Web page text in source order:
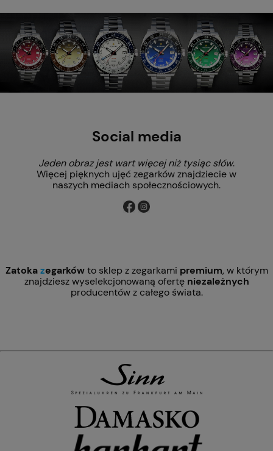
Social media
Jeden obraz jest wart więcej niż tysiąc słów.
Więcej pięknych ujęć zegarków znajdziecie w
naszych mediach społecznościowych.
Zatokazegarkówto sklep z zegarkami premium, w którym
znajdziesz wyselekcjonowaną ofertę niezależnych
producentów z całego świata.